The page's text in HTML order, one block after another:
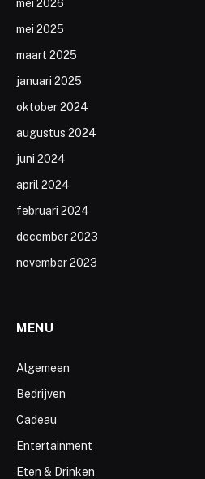
mei 2026
mei 2025
maart 2025
januari 2025
oktober 2024
augustus 2024
juni 2024
april 2024
februari 2024
december 2023
november 2023
MENU
Algemeen
Bedrijven
Cadeau
Entertainment
Eten & Drinken